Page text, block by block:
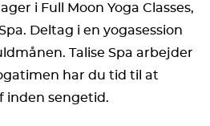
i Full Moon Yoga Classes,
Deltag i en yogasession
Talise Spa arbejder
har du tid til at
inden sengetid.